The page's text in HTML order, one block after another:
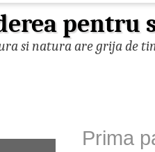
pentru
si natura are grija de
Prima